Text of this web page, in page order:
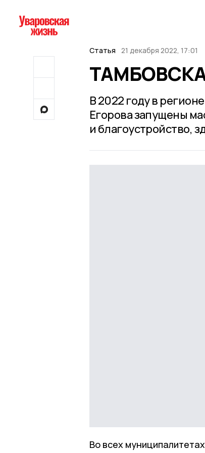
Статья 21 декабря 2022, 17:01
В 2022 году в
Егорова запущены
и благоустройство,
Во всех